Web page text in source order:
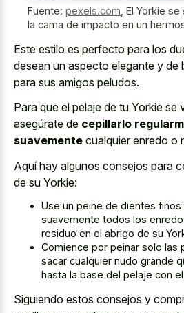
Fuente: pexels.com El Yorkie
la cama de impacto en un
Este estilo es perfecto para los
desean un aspecto elegante y de
para sus amigos peludos.
Para que el pelaje de tu Yorkie se
asegúrate de cepillarlo
suavemente cualquier enredo o
Aquí hay algunos consejos para
de su Yorkie:
Use un peine de dientes finos
suavemente todos los
residuo en el abrigo de su
Comience por peinar solo las
sacar cualquier nudo grande
hasta la base del pelaje con
Siguiendo estos consejos y